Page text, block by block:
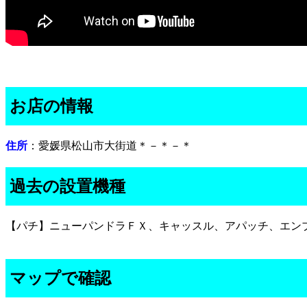
お店の情報
住所 ：愛媛県松山市大街道＊－＊－＊
過去の設置機種
【パチ】ニューパンドラＦＸ、キャッスル、アパッチ、エン
マップで確認